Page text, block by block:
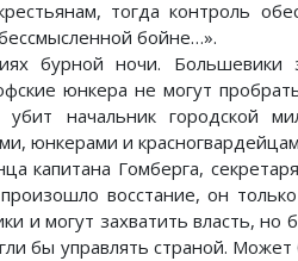
тогда контроль
бойне…».
бурной ночи. Большевики
юнкера не могут
убит начальник городской
юнкерами и
капитана Гомберга,
восстание, он
и могут захватить власть, но
бы управлять страной.